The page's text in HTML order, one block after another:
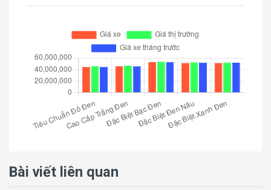
Bài viết liên quan